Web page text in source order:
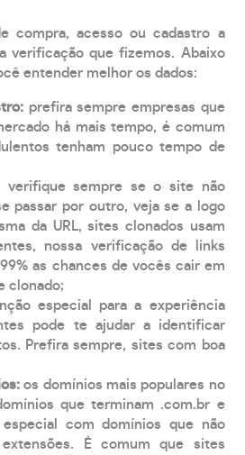
compra, acesso ou cadastro a
verificação que fizemos. Abaixo
entender melhor os dados:
prefira sempre empresas que
há mais tempo, é comum
tenham pouco tempo de
verifique sempre se o site não
passar por outro, veja se a logo
da URL, sites clonados usam
nossa verificação de links
as chances de vocês cair em
clonado;
especial para a experiência
pode te ajudar a identificar
Prefira sempre, sites com boa
os domínios mais populares no
que terminam .com.br e
com domínios que não
É comum que sites